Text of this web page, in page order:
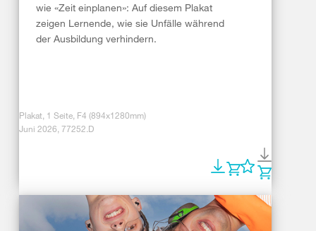
wie «Zeit einplanen»: Auf diesem Plakat
zeigen Lernende, wie sie Unfälle während
der Ausbildung verhindern.
Plakat, 1 Seite, F4 (894x1280mm)
Juni 2026, 77252.D